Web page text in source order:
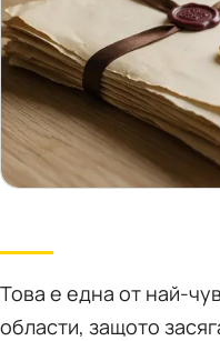
Това е една от най-
области, защото